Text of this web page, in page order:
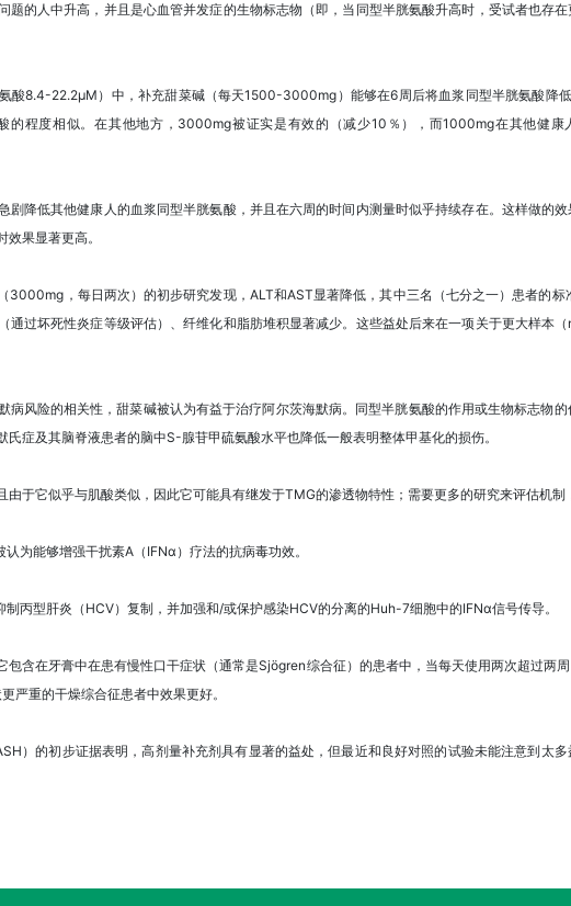
题的人中升高，并且是心血管并发症的生物标志物（即，当同型半胱氨酸升高时，受试者也存
酸8.4-22.2μM）中，补充甜菜碱（每天1500-3000mg）能够在6周后将血浆同型半胱氨酸降
的程度相似。在其他地方，3000mg被证实是有效的（减少10％），而1000mg在其他健
剧降低其他健康人的血浆同型半胱氨酸，并且在六周的时间内测量时似乎持续存在。这样做的
果显著更高。
3000mg，每日两次）的初步研究发现，ALT和AST显著降低，其中三名（七分之一）患者的
通过坏死性炎症等级评估）、纤维化和脂肪堆积显著减少。这些益处后来在一项关于更大样本
病风险的相关性，甜菜碱被认为有益于治疗阿尔茨海默病。同型半胱氨酸的作用或生物标志物
症及其脑脊液患者的脑中S-腺苷甲硫氨酸水平也降低一般表明整体甲基化的损伤。
于它似乎与肌酸类似，因此它可能具有继发于TMG的渗透物特性；需要更多的研究来评估机制
为能够增强干扰素A（IFNα）疗法的抗病毒功效。
丙型肝炎（HCV）复制，并加强和/或保护感染HCV的分离的Huh-7细胞中的IFNα信号传导。
包含在牙膏中在患有慢性口干症状（通常是Sjögren综合征）的患者中，当每天使用两次超过两
严重的干燥综合征患者中效果更好。
）的初步证据表明，高剂量补充剂具有显著的益处，但最近和良好对照的试验未能注意到太